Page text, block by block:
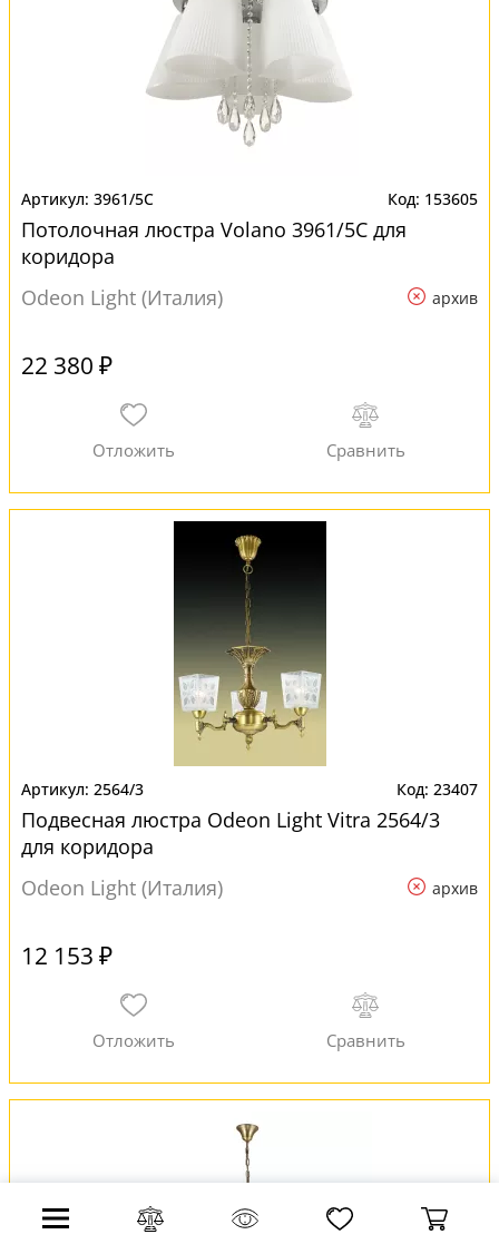
3961/5C 153605
Потолочная люстра Volano 3961/5C для
коридора
Odeon Light (Италия)
архив
22 380 ₽
2564/3 23407
Подвесная люстра Odeon Light Vitra 2564/3
для коридора
Odeon Light (Италия)
архив
12 153 ₽